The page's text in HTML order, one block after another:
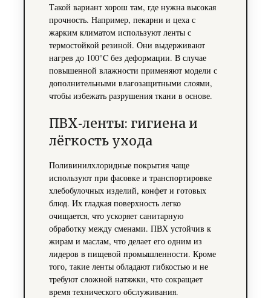
Такой вариант хорош там, где нужна высокая
прочность. Например, пекарни и цеха с
жарким климатом используют ленты с
термостойкой резиной. Они выдерживают
нагрев до 100°C без деформации. В случае
повышенной влажности применяют модели с
дополнительными влагозащитными слоями,
чтобы избежать разрушения ткани в основе.
ПВХ‑ленты: гигиена и
лёгкость ухода
Поливинилхлоридные покрытия чаще
используют при фасовке и транспортировке
хлебобулочных изделий, конфет и готовых
блюд. Их гладкая поверхность легко
очищается, что ускоряет санитарную
обработку между сменами. ПВХ устойчив к
жирам и маслам, что делает его одним из
лидеров в пищевой промышленности. Кроме
того, такие ленты обладают гибкостью и не
требуют сложной натяжки, что сокращает
время технического обслуживания.